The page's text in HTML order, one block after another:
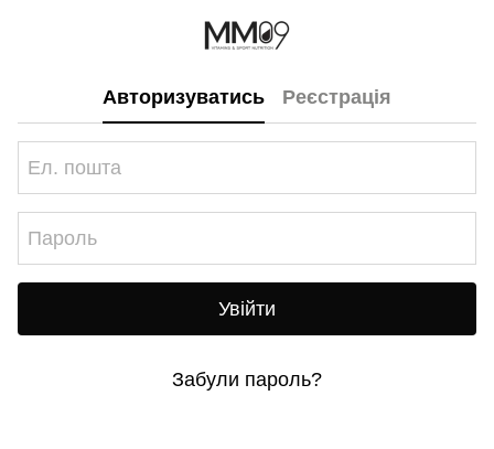
Авторизуватись Реєстрація
Увійти
Забули пароль?